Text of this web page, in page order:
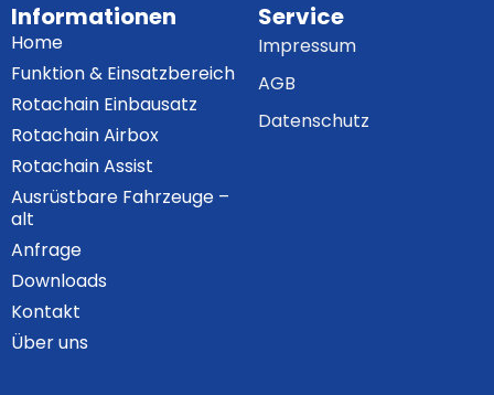
Informationen
Home
Funktion & Einsatzbereich
Rotachain Einbausatz
Rotachain Airbox
Rotachain Assist
Ausrüstbare Fahrzeuge –
alt
Anfrage
Downloads
Kontakt
Über uns
Service
Impressum
AGB
Datenschutz